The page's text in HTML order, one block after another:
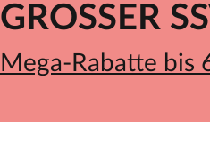
GROSSER
Mega-Rabatte bis